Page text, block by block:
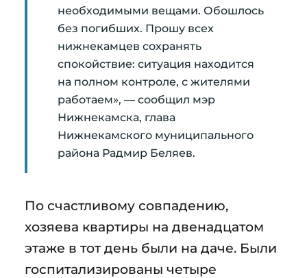
необходимыми вещами. Обошлось
без погибших. Прошу всех
нижнекамцев сохранять
спокойствие: ситуация находится
на полном контроле, с жителями
работаем», — сообщил мэр
Нижнекамска, глава
Нижнекамского муниципального
района Радмир Беляев.
По счастливому совпадению,
хозяева квартиры на двенадцатом
этаже в тот день были на даче. Были
госпитализированы четыре